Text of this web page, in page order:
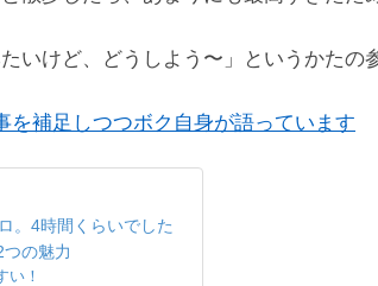
いけど、どうしよう〜」というかたの
を補足しつつボク自身が語っています
。4時間くらいでした
の魅力
い！